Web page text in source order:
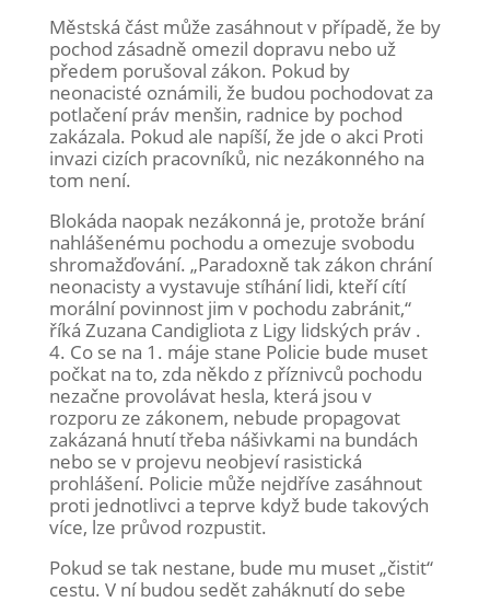
Městská část může zasáhnout v případě, že by
pochod zásadně omezil dopravu nebo už
předem porušoval zákon. Pokud by
neonacisté oznámili, že budou pochodovat za
potlačení práv menšin, radnice by pochod
zakázala. Pokud ale napíší, že jde o akci Proti
invazi cizích pracovníků, nic nezákonného na
tom není.
Blokáda naopak nezákonná je, protože brání
nahlášenému pochodu a omezuje svobodu
shromažďování. „Paradoxně tak zákon chrání
neonacisty a vystavuje stíhání lidi, kteří cítí
morální povinnost jim v pochodu zabránit,“
říká Zuzana Candigliota z Ligy lidských práv .
4. Co se na 1. máje stane Policie bude muset
počkat na to, zda někdo z příznivců pochodu
nezačne provolávat hesla, která jsou v
rozporu ze zákonem, nebude propagovat
zakázaná hnutí třeba nášivkami na bundách
nebo se v projevu neobjeví rasistická
prohlášení. Policie může nejdříve zasáhnout
proti jednotlivci a teprve když bude takových
více, lze průvod rozpustit.
Pokud se tak nestane, bude mu muset „čistit“
cestu. V ní budou sedět zaháknutí do sebe